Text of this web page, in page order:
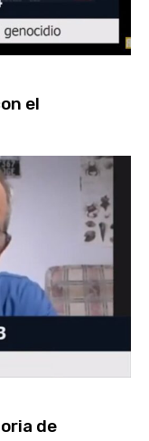
el
de